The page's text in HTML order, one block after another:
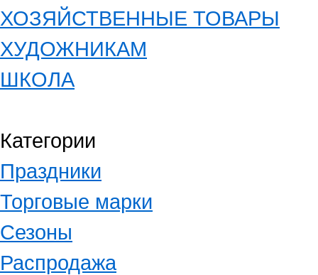
ХОЗЯЙСТВЕННЫЕ ТОВАРЫ
ХУДОЖНИКАМ
ШКОЛА
Категории
Праздники
Торговые марки
Сезоны
Распродажа